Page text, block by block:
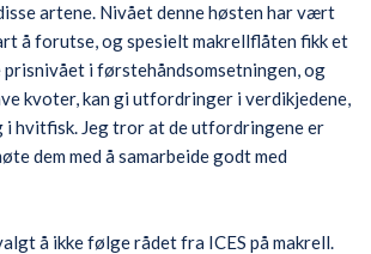
artene. Nivået denne høsten har vært
å forutse, og spesielt makrellflåten fikk et
i førstehåndsomsetningen, og
kvoter, kan gi utfordringer i verdikjedene,
i hvitfisk. Jeg tror at de utfordringene er
dem med å samarbeide godt med
å ikke følge rådet fra ICES på makrell.